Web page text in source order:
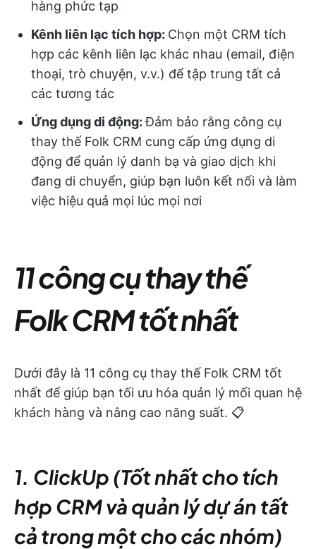
hàng phức tạp
Kênh liên lạc tích hợp: Chọn một CRM tích
hợp các kênh liên lạc khác nhau (email, điện
thoại, trò chuyện, v.v.) để tập trung tất cả
các tương tác
Ứng dụng di động:Đảm bảo rằng công cụ
thay thế Folk CRM cung cấp ứng dụng di
động để quản lý danh bạ và giao dịch khi
đang di chuyển, giúp bạn luôn kết nối và làm
việc hiệu quả mọi lúc mọi nơi
11 công cụ thay thế
Folk CRM tốt nhất
Dưới đây là 11 công cụ thay thế Folk CRM tốt
nhất để giúp bạn tối ưu hóa quản lý mối quan hệ
khách hàng và nâng cao năng suất. 📋
1. ClickUp (Tốt nhất cho tích
hợp CRM và quản lý dự án tất
cả trong một cho các nhóm)